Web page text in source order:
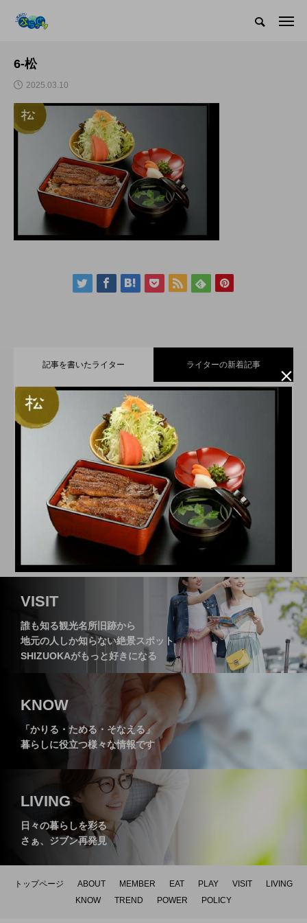
6-松
2025.03.10
記事を書いたライター ライターの新着記事
えんちゃん
遠州信用金庫
ゆとりのくらしのパートナー。遠州信用金庫の福理事
長「えんちゃん」です！地域の魅力と情報をお届けし
ていきます。
2026.07.21 小さなお子さまからご年配の方まで楽し
める、遠州名物・【舞阪団子】と【名の
無いラーメン】
2026.07.11 JR新居町駅前のお食事処＆和居酒屋店
【はづき】
2026.06.21 歳を重ねるごとに、さらに美しく！シミ
専門サロン【PRINCESS HEART】
スイーツやパンで日常に小さな幸せを届
けてくれる、浜松市の【A.C.L ～アルク
～】
2026.05.21 静岡県立森林公園「森の家」にある人気
レストラン【まつぼっくり】
VISIT
誰も知る観光名所旧跡から
地元の人しか知らない絶景スポット
SHIZUOKAがもっと好きになる
KNOW
「かりる・ためる・そなえる」
暮らしに役立つ様々な情報です
LIVING
日々の暮らしを彩る
さぁ、ジブン再発見
トップページ ABOUT MEMBER EAT PLAY VISIT
LIVING
KNOW
TREND POWER POLICY
